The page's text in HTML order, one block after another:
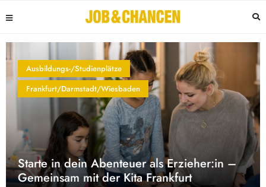
Ausbildungs-/Studienplätze
Frankfurt/Darmstadt/Wiesbaden
Starte in dein Abenteuer als Erzieher:in –
Gemeinsam mit der Kita Frankfurt